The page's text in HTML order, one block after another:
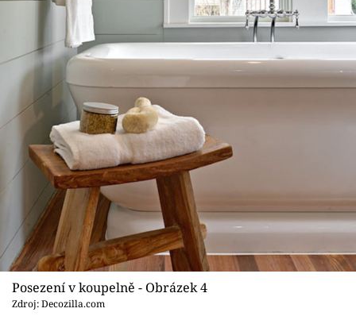
Posezení v koupelně - Obrázek 4
Zdroj: Decozilla.com